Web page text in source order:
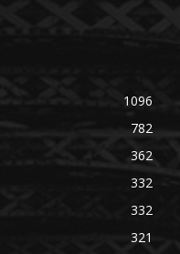
1096
782
362
332
332
321